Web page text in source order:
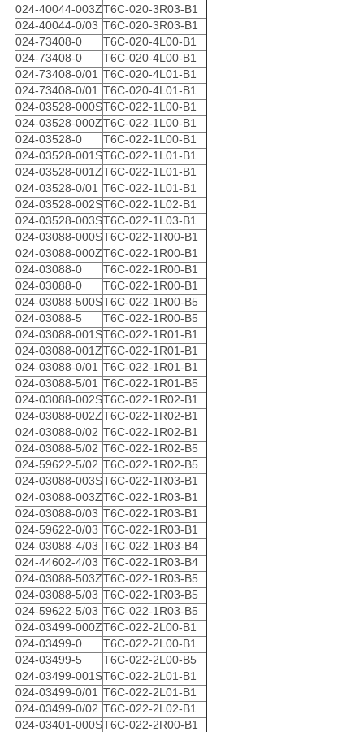
024-40044-003ZT6C-020-3R03-B1
024-40044-0/03 T6C-020-3R03-B1
024-73408-0
T6C-020-4L00-B1
024-73408-0
T6C-020-4L00-B1
024-73408-0/01 T6C-020-4L01-B1
024-73408-0/01 T6C-020-4L01-B1
024-03528-000ST6C-022-1L00-B1
024-03528-000ZT6C-022-1L00-B1
024-03528-0
T6C-022-1L00-B1
024-03528-001ST6C-022-1L01-B1
024-03528-001ZT6C-022-1L01-B1
024-03528-0/01 T6C-022-1L01-B1
024-03528-002ST6C-022-1L02-B1
024-03528-003ST6C-022-1L03-B1
024-03088-000ST6C-022-1R00-B1
024-03088-000ZT6C-022-1R00-B1
024-03088-0
T6C-022-1R00-B1
024-03088-0
T6C-022-1R00-B1
024-03088-500ST6C-022-1R00-B5
024-03088-5
T6C-022-1R00-B5
024-03088-001ST6C-022-1R01-B1
024-03088-001ZT6C-022-1R01-B1
024-03088-0/01 T6C-022-1R01-B1
024-03088-5/01 T6C-022-1R01-B5
024-03088-002ST6C-022-1R02-B1
024-03088-002ZT6C-022-1R02-B1
024-03088-0/02 T6C-022-1R02-B1
024-03088-5/02 T6C-022-1R02-B5
024-59622-5/02 T6C-022-1R02-B5
024-03088-003ST6C-022-1R03-B1
024-03088-003ZT6C-022-1R03-B1
024-03088-0/03 T6C-022-1R03-B1
024-59622-0/03 T6C-022-1R03-B1
024-03088-4/03 T6C-022-1R03-B4
024-44602-4/03 T6C-022-1R03-B4
024-03088-503ZT6C-022-1R03-B5
024-03088-5/03 T6C-022-1R03-B5
024-59622-5/03 T6C-022-1R03-B5
024-03499-000ZT6C-022-2L00-B1
024-03499-0
T6C-022-2L00-B1
024-03499-5
T6C-022-2L00-B5
024-03499-001ST6C-022-2L01-B1
024-03499-0/01 T6C-022-2L01-B1
024-03499-0/02 T6C-022-2L02-B1
024-03401-000ST6C-022-2R00-B1